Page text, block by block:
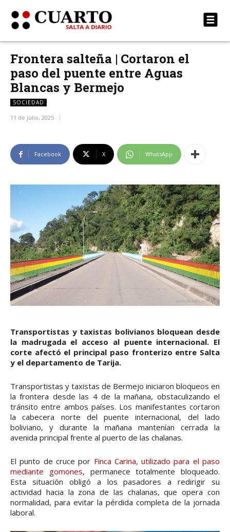
Frontera salteña | Cortaron el
paso del puente entre Aguas
Blancas y Bermejo
SOCIEDAD
11 de julio, 2025
Facebook X WhatsApp
Transportistas y taxistas bolivianos bloquean desde
la madrugada el acceso al puente internacional. El
corte afectó el principal paso fronterizo entre Salta
y el departamento de Tarija.
Transportistas y taxistas de Bermejo iniciaron bloqueos en
la frontera desde las 4 de la mañana, obstaculizando el
tránsito entre ambos países. Los manifestantes cortaron
la cabecera norte del puente internacional, del lado
boliviano, y durante la mañana mantenían cerrada la
avenida principal frente al puerto de las chalanas.
El punto de cruce por Finca Carina, utilizado para el paso
mediante gomones, permanece totalmente bloqueado.
Esta situación obligó a los pasadores a redirigir su
actividad hacia la zona de las chalanas, que opera con
normalidad, para evitar la pérdida completa de la jornada
laboral.